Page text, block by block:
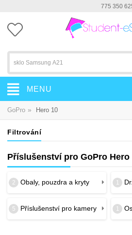
775 350
MENU
GoPro » Hero 10
Filtrování
Příslušenství pro GoPro Hero
2 Obaly, pouzdra a kryty 1
5 Příslušenství pro kamery 1